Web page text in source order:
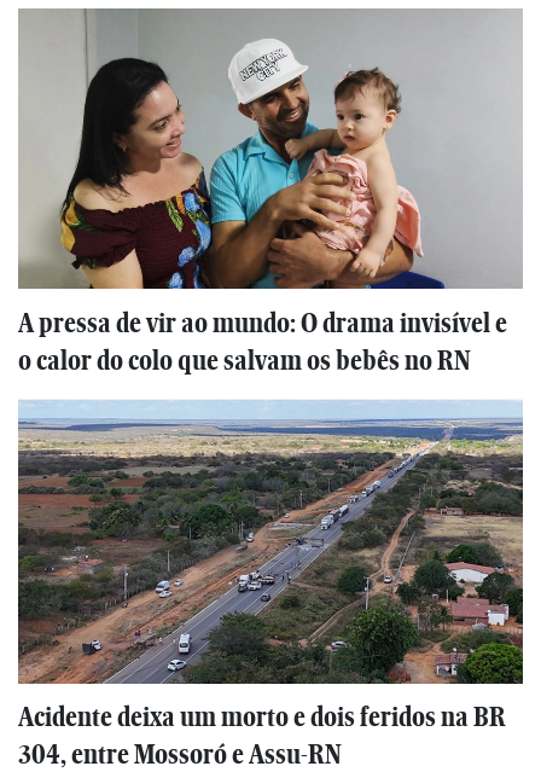
A pressa de vir ao mundo: O drama invisível e
o calor do colo que salvam os bebês no RN
Acidente deixa um morto e dois feridos na BR
304, entre Mossoró e Assu-RN